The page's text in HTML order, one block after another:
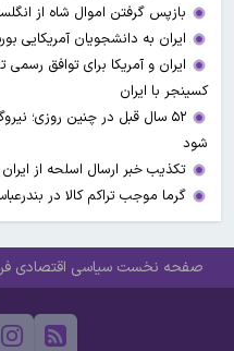
بازپس گرفتن اموال شاه از
ایران به دانشجویان
ایران و آمریکا برای توافق
کسینجر با ایران
۵۲ سال قبل در چنین روزی؛
شود
تکذیب خبر ارسال اسلحه از ایران
گرما موجب تراکم کالا در
صفحه نخست سیاسی اقتصادی